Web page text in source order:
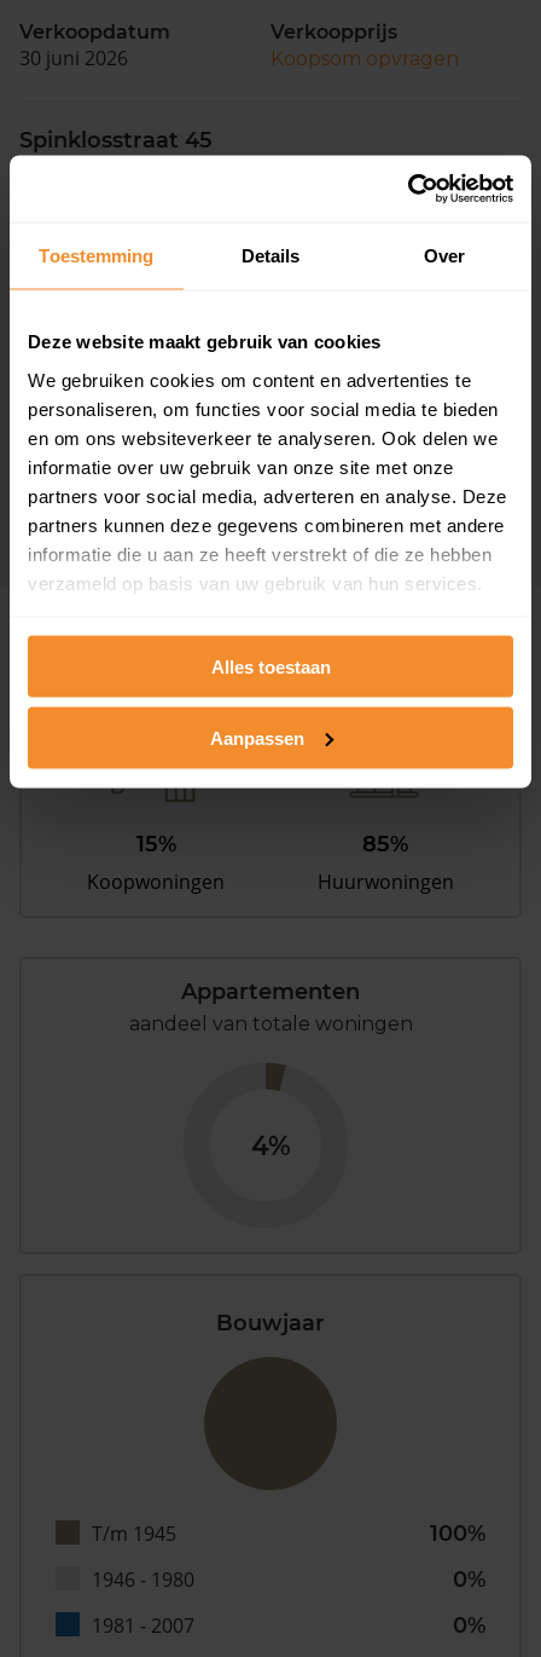
Toestemming Details Over
Deze website maakt gebruik van cookies
We gebruiken cookies om content en advertenties te
personaliseren, om functies voor social media te bieden
en om ons websiteverkeer te analyseren. Ook delen we
informatie over uw gebruik van onze site met onze
partners voor social media, adverteren en analyse. Deze
partners kunnen deze gegevens combineren met andere
informatie die u aan ze heeft verstrekt of die ze hebben
verzameld op basis van uw gebruik van hun services.
Alles toestaan
Aanpassen
Verkoopdatum
30 juni 2026
Verkoopprijs
Koopsom opvragen
Spinklosstraat 45
Verkoopdatum
30 juni 2026
Verkoopprijs
Van Heemskerckstraat 45
Woonoppervlak
105 m2
Perceel
78 m2
Verkoopdatum
05 maart 2026
Verkoopprijs
Koopsom opvragen
Woningen
15%
Koopwoningen
85%
Huurwoningen
Appartementen
aandeel van totale woningen
4%
Bouwjaar
T/m 1945
100%
1946 - 1980
0%
1981 - 2007
0%